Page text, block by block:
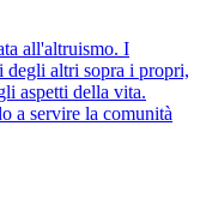
all'altruismo. I
degli altri sopra i propri,
aspetti della vita.
a servire la comunità